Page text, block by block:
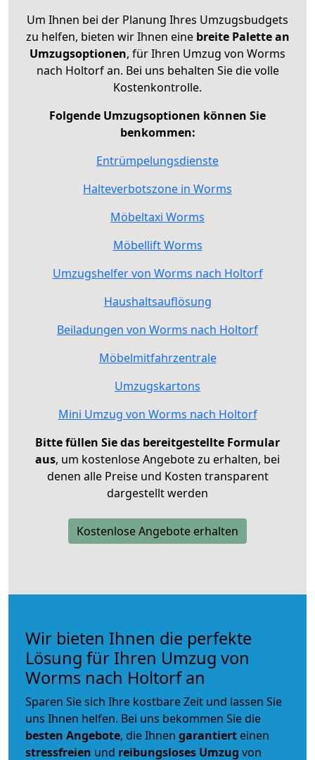
Um Ihnen bei der Planung Ihres Umzugsbudgets
zu helfen, bieten wir Ihnen eine breite Palette an
Umzugsoptionen, für Ihren Umzug von Worms
nach Holtorf an. Bei uns behalten Sie die volle
Kostenkontrolle.
Folgende Umzugsoptionen können Sie
benkommen:
Entrümpelungsdienste
Halteverbotszone in Worms
Möbeltaxi Worms
Möbellift Worms
Umzugshelfer von Worms nach Holtorf
Haushaltsauflösung
Beiladungen von Worms nach Holtorf
Möbelmitfahrzentrale
Umzugskartons
Mini Umzug von Worms nach Holtorf
Bitte füllen Sie das bereitgestellte Formular
aus, um kostenlose Angebote zu erhalten, bei
denen alle Preise und Kosten transparent
dargestellt werden
Kostenlose Angebote erhalten
Wir bieten Ihnen die perfekte
Lösung für Ihren Umzug von
Worms nach Holtorf an
Sparen Sie sich Ihre kostbare Zeit und lassen Sie
uns Ihnen helfen. Bei uns bekommen Sie die
besten Angebote, die Ihnen garantiert einen
stressfreien und reibungsloses Umzug von